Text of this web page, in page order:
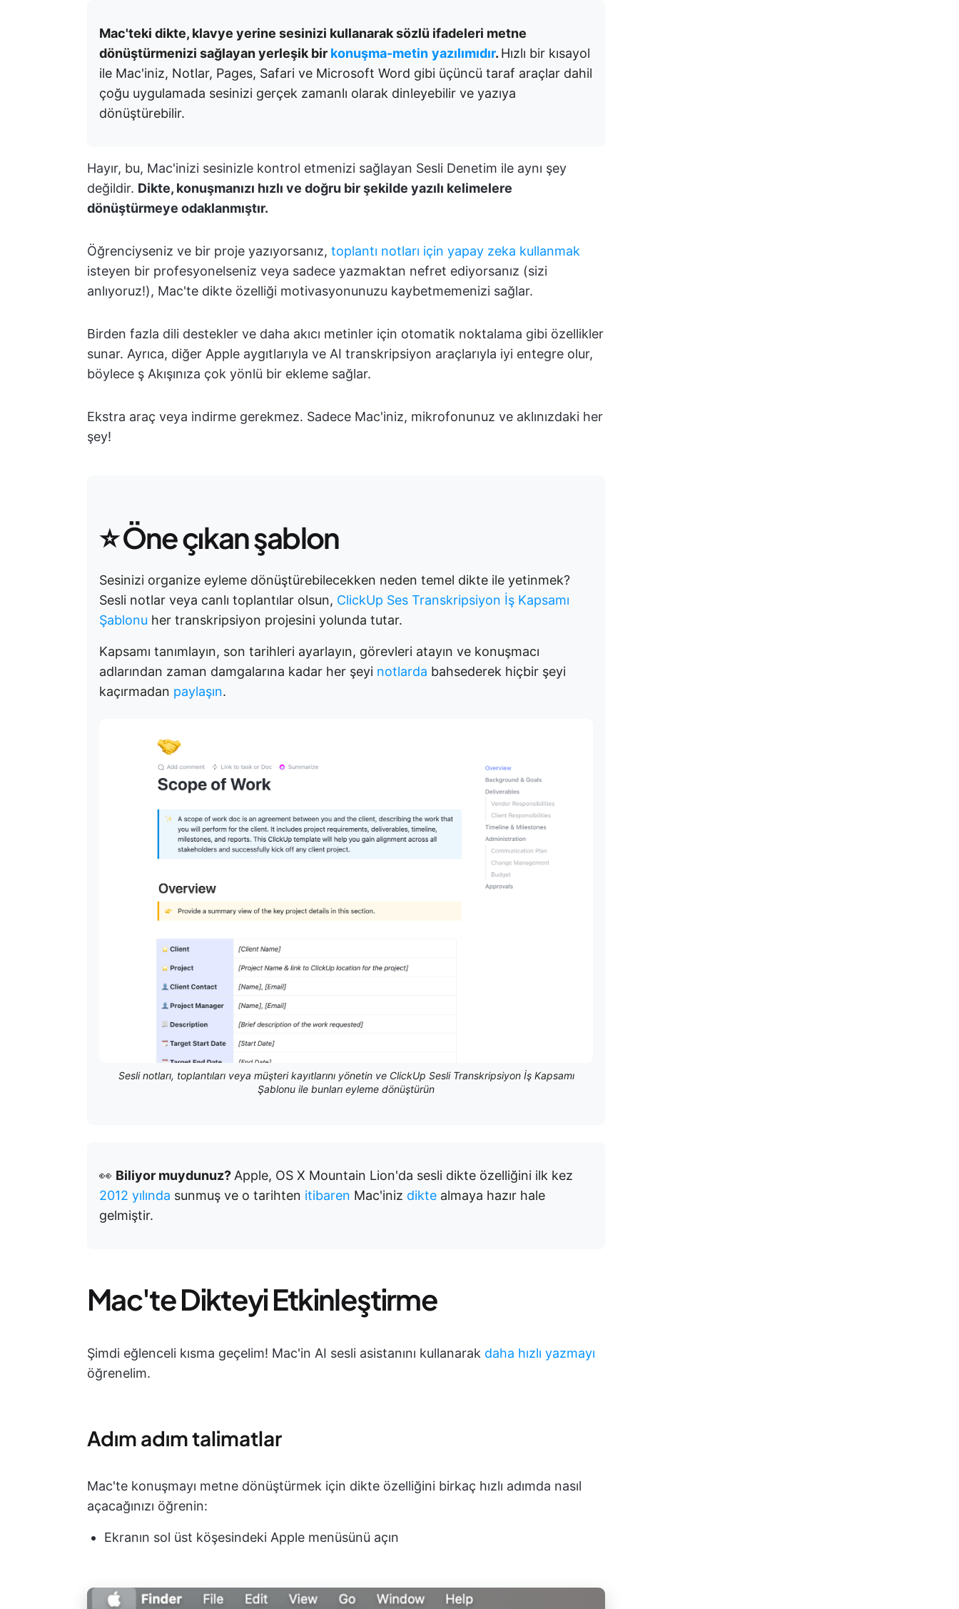
Mac'teki dikte, klavye yerine sesinizi kullanarak sözlü ifadeleri metne
dönüştürmenizi sağlayan yerleşik bir konuşma-metin yazılımıdır. Hızlı bir kısayol
ile Mac'iniz, Notlar, Pages, Safari ve Microsoft Word gibi üçüncü taraf araçlar dahil
çoğu uygulamada sesinizi gerçek zamanlı olarak dinleyebilir ve yazıya
dönüştürebilir.
Hayır, bu, Mac'inizi sesinizle kontrol etmenizi sağlayan Sesli Denetim ile aynı şey
değildir. Dikte, konuşmanızı hızlı ve doğru bir şekilde yazılı kelimelere
dönüştürmeye odaklanmıştır.
Öğrenciyseniz ve bir proje yazıyorsanız, toplantı notları için yapay zeka kullanmak
isteyen bir profesyonelseniz veya sadece yazmaktan nefret ediyorsanız (sizi
anlıyoruz!), Mac'te dikte özelliği motivasyonunuzu kaybetmemenizi sağlar.
Birden fazla dili destekler ve daha akıcı metinler için otomatik noktalama gibi özellikler
sunar. Ayrıca, diğer Apple aygıtlarıyla ve AI transkripsiyon araçlarıyla iyi entegre olur,
böylece ş Akışınıza çok yönlü bir ekleme sağlar.
Ekstra araç veya indirme gerekmez. Sadece Mac'iniz, mikrofonunuz ve aklınızdaki her
şey!
⭐️ Öne çıkan şablon
Sesinizi organize eyleme dönüştürebilecekken neden temel dikte ile yetinmek?
Sesli notlar veya canlı toplantılar olsun, ClickUp Ses Transkripsiyon İş Kapsamı
Şablonu her transkripsiyon projesini yolunda tutar.
Kapsamı tanımlayın, son tarihleri ayarlayın, görevleri atayın ve konuşmacı
adlarından zaman damgalarına kadar her şeyi notlarda bahsederek hiçbir şeyi
kaçırmadan paylaşın.
Sesli notları, toplantıları veya müşteri kayıtlarını yönetin ve ClickUp Sesli Transkripsiyon İş Kapsamı
Şablonu ile bunları eyleme dönüştürün
👀 Biliyor muydunuz?Apple, OS X Mountain Lion'da sesli dikte özelliğini ilk kez
2012 yılında sunmuş ve o tarihten itibaren Mac'iniz dikte almaya hazır hale
gelmiştir.
Mac'te Dikteyi Etkinleştirme
Şimdi eğlenceli kısma geçelim! Mac'in AI sesli asistanını kullanarak daha hızlı yazmayı
öğrenelim.
Adım adım talimatlar
Mac'te konuşmayı metne dönüştürmek için dikte özelliğini birkaç hızlı adımda nasıl
açacağınızı öğrenin:
Ekranın sol üst köşesindeki Apple menüsünü açın